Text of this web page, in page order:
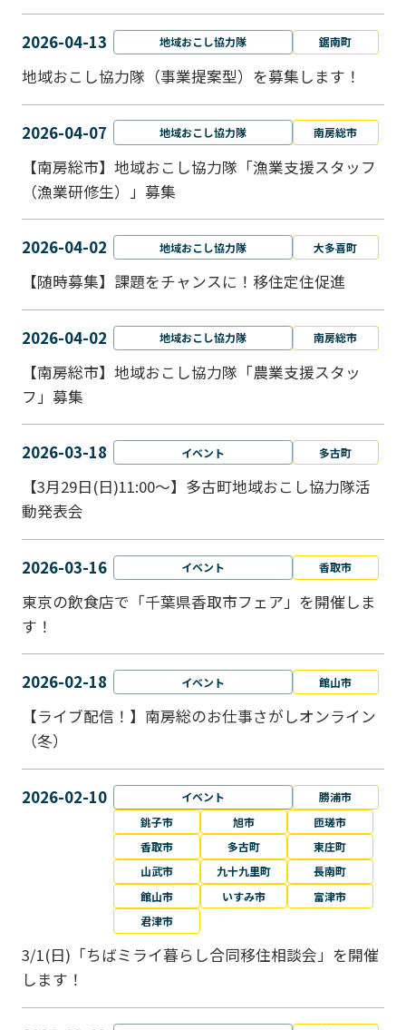
2026-04-13 地域おこし協力隊 鋸南町
地域おこし協力隊（事業提案型）を募集します！
2026-04-07 地域おこし協力隊 南房総市
【南房総市】地域おこし協力隊「漁業支援スタッフ
（漁業研修生）」募集
2026-04-02 地域おこし協力隊 大多喜町
【随時募集】課題をチャンスに！移住定住促進
2026-04-02 地域おこし協力隊 南房総市
【南房総市】地域おこし協力隊「農業支援スタッ
フ」募集
2026-03-18 イベント 多古町
【3月29日(日)11:00～】多古町地域おこし協力隊活
動発表会
2026-03-16 イベント 香取市
東京の飲食店で「千葉県香取市フェア」を開催しま
す！
2026-02-18 イベント 館山市
【ライブ配信！】南房総のお仕事さがしオンライン
（冬）
2026-02-10 イベント
勝浦市
銚子市
旭市
匝瑳市
香取市
多古町
東庄町
山武市
九十九里町
長南町
館山市
いすみ市
富津市
君津市
3/1(日)「ちばミライ暮らし合同移住相談会」を開催
します！